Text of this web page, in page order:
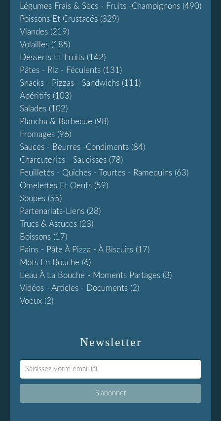
Newsletter
Légumes Frais & Secs - Fruits -champignons (490)
Poissons Et Crustacés (329)
Viandes (219)
Volailles (185)
Desserts Et Fruits (142)
Pâtes - Riz - Féculents (131)
Snacks - Pizzas - Sandwichs (111)
Apéritifs (103)
Salades (102)
Plancha & Barbecue (98)
Fromages (96)
Sauces - Beurres -condiments (84)
Charcuteries - Saucisses (78)
Feuilletés - Quiches - Tourtes - Ramequins (63)
Omelettes Et Oeufs (59)
Soupes (55)
Partenariats-Liens (28)
Trucs & Astuces (23)
Boissons (17)
Pains - Pâte À Pizza - À Biscuits (17)
Mots En Bouche (6)
L'eau À La Bouche - Moments Partages (3)
Vidéos - Articles - Documents (2)
Voeux (2)